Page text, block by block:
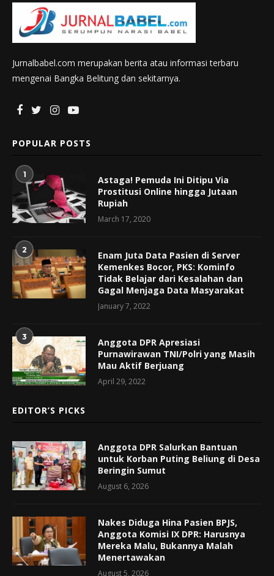
Jurnalbabel.com merupakan berita atau informasi terbaru
mengenai Bangka Belitung dan sekitarnya.
POPULAR POSTS
1
Astaga! Pemuda Ini Ditipu Via
Prostitusi Online hingga Jutaan
Rupiah
March 17, 2020
2
Enam Juta Data Pasien di Server
Kemenkes Bocor, PKS: Kominfo
Tidak Belajar dari Kesalahan dan
Gagal Menjaga Data Masyarakat
January 7, 2022
3
Anggota DPR Apresiasi
Purnawirawan TNI/Polri yang Masih
Mau Aktif Berjuang
April 29, 2022
EDITOR’S PICKS
Anggota DPR Salurkan Bantuan
untuk Korban Puting Beliung di Desa
Beringin Sumut
August 6, 2026
Nakes Diduga Hina Pasien BPJS,
Anggota Komisi IX DPR: Harusnya
Mereka Malu, Bukannya Malah
Menertawakan
August 5, 2026